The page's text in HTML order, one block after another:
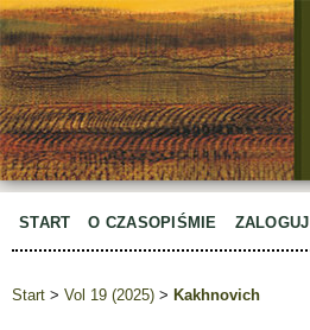
START O CZASOPIŚMIE ZALOGUJ
Start > Vol 19 (2025) > Kakhnovich